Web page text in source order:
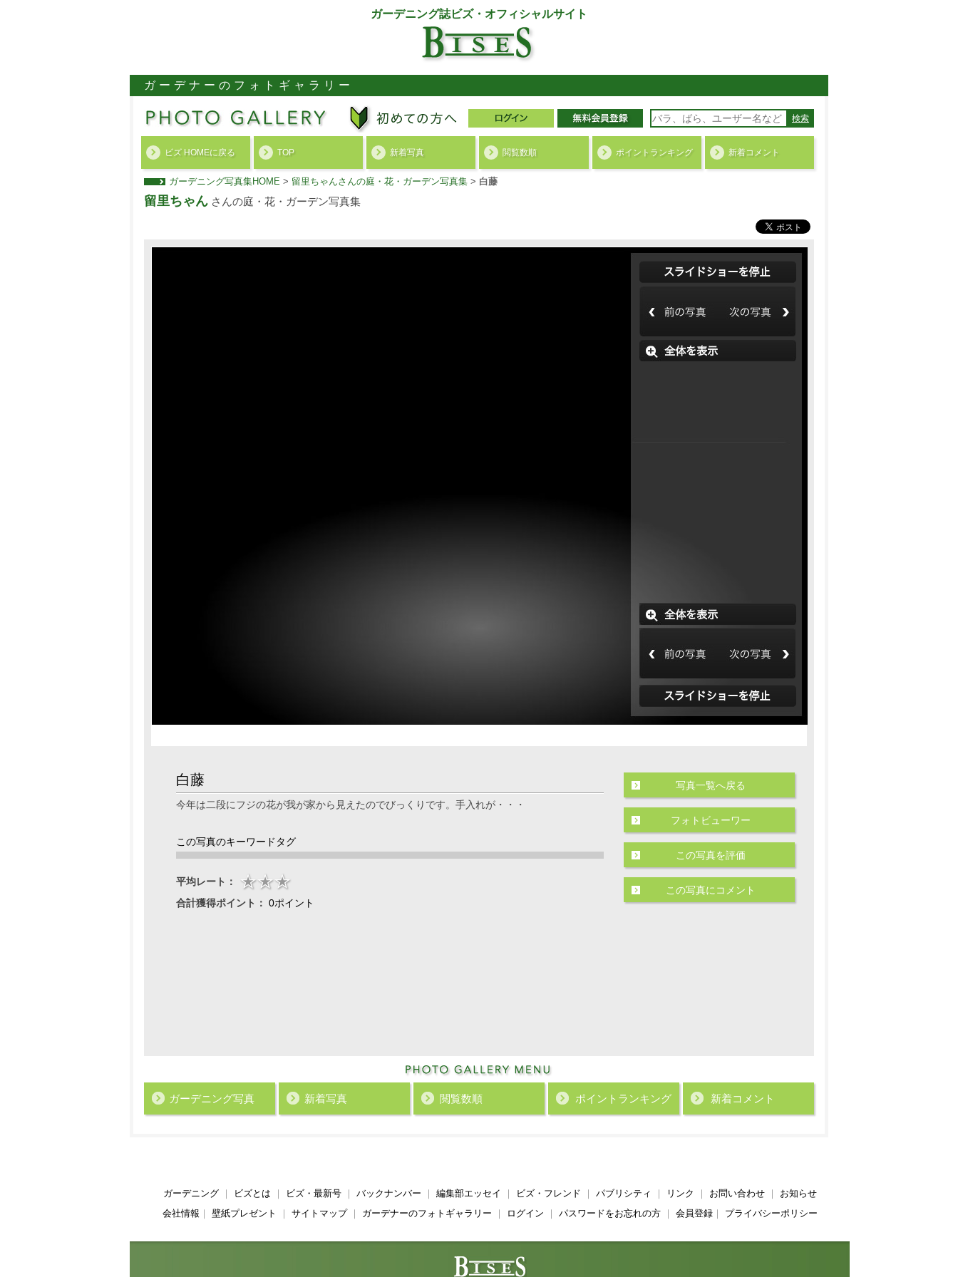
ガーデニング誌ビズ・オフィシャルサイト
ガーデナーのフォトギャラリー
検索
ビズ HOMEに戻る TOP 新着写真 閲覧数順 ポイント ランキング 新着コメント
ガーデニング写真集HOME > 留里ちゃんさんの庭・花・ガーデン写真集 > 白藤
留里ちゃん さんの庭・花・ガーデン写真集
白藤
今年は二段にフジの花が我が家から見えたのでびっくりです。手入れが・・・
この写真のキーワードタグ
平均レート：
合計獲得ポイント： 0ポイント
写真一覧へ戻る
フォトビューワー
この写真を評価
この写真にコメント
ガーデニング写真 新着写真 閲覧数順 ポイント ランキング 新着コメント
ガーデニング｜ ビズとは ビズ・最新号｜ バックナンバー 編集部エッセイ ビズ・フレンド パブリシティ リンク お問い合わせ｜ お知らせ
会社情報
壁紙プレゼント サイトマップ｜ ガーデナーのフォトギャラリー ログイン パスワードをお忘れの方｜ 会員登録｜ プライバシーポリシー